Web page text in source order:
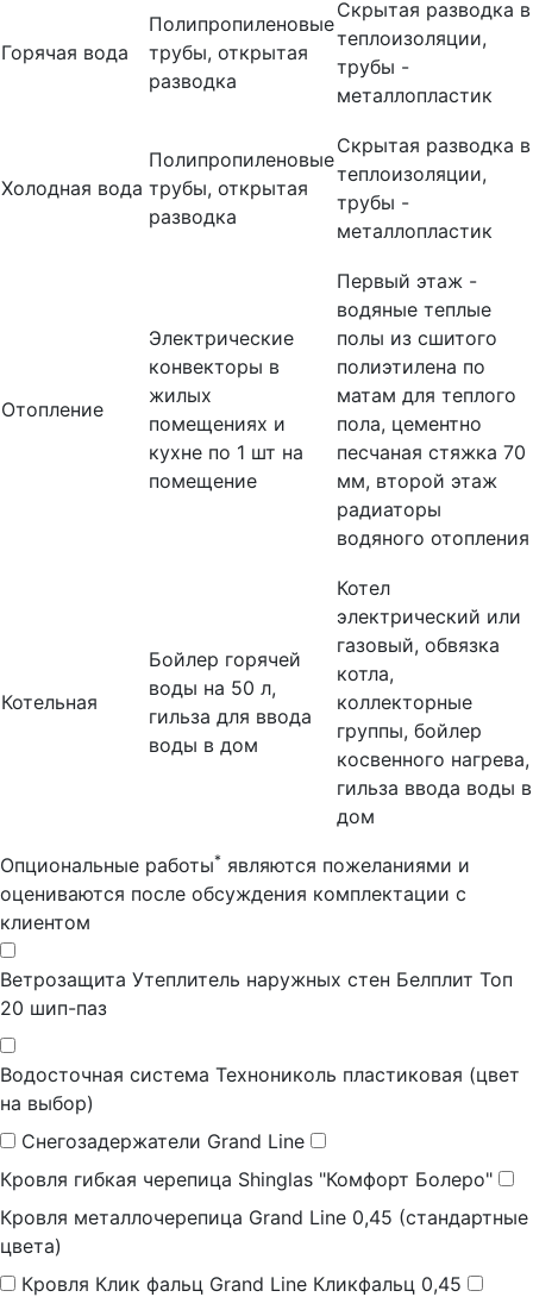
Горячая вода
Полипропиленовые
трубы, открытая
разводка
Скрытая разводка в
теплоизоляции,
трубы -
металлопластик
Холодная вода
Полипропиленовые
трубы, открытая
разводка
Скрытая разводка в
теплоизоляции,
трубы -
металлопластик
Отопление
Электрические
конвекторы в
жилых
помещениях и
кухне по 1 шт на
помещение
Первый этаж -
водяные теплые
полы из сшитого
полиэтилена по
матам для теплого
пола, цементно
песчаная стяжка 70
мм, второй этаж
радиаторы
водяного отопления
Котельная
Бойлер горячей
воды на 50 л,
гильза для ввода
воды в дом
Котел
электрический или
газовый, обвязка
котла,
коллекторные
группы, бойлер
косвенного нагрева,
гильза ввода воды в
дом
Опциональные работы* являются пожеланиями и
оцениваются после обсуждения комплектации с
клиентом
Ветрозащита Утеплитель наружных стен Белплит Топ
20 шип-паз
Водосточная система Технониколь пластиковая (цвет
на выбор)
Снегозадержатели Grand Line
Кровля гибкая черепица Shinglas "Комфорт Болеро"
Кровля металлочерепица Grand Line 0,45 (стандартные
цвета)
Кровля Клик фальц Grand Line Кликфальц 0,45